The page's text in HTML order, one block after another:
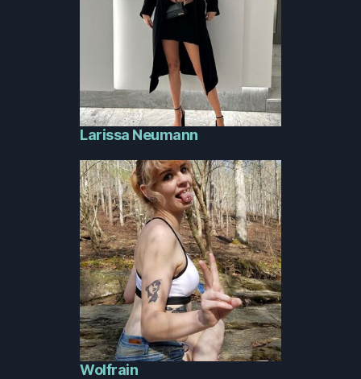
Larissa Neumann
Wolfrain